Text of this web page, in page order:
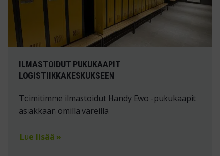
ILMASTOIDUT PUKUKAAPIT
LOGISTIIKKAKESKUKSEEN
Toimitimme ilmastoidut Handy Ewo -pukukaapit
asiakkaan omilla väreillä
Lue lisää »